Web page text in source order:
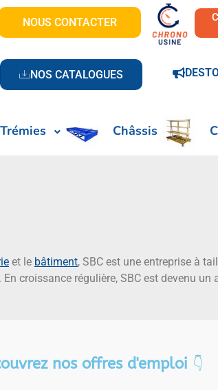
NOUS CONTACTER
NOS CATALOGUES
Trémies Châssis
et le bâtiment, SBC est une entreprise à
croissance régulière, SBC est devenu
nos offres d'emploi 👇